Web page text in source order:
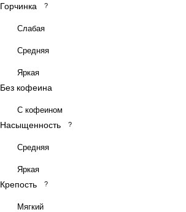
Горчинка ?
Слабая
Средняя
Яркая
Без кофеина
С кофеином
Насыщенность ?
Средняя
Яркая
Крепость ?
Мягкий